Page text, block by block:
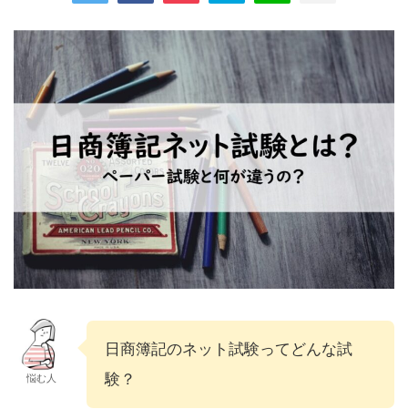
悩む人
日商簿記のネット試験ってどんな試
験？